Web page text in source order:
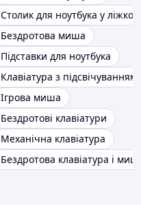
Столик для ноутбука у ліжко
Бездротова миша
Підставки для ноутбука
Клавіатура з підсвічуванням
Ігрова миша
Бездротові клавіатури
Механічна клавіатура
Бездротова клавіатура і